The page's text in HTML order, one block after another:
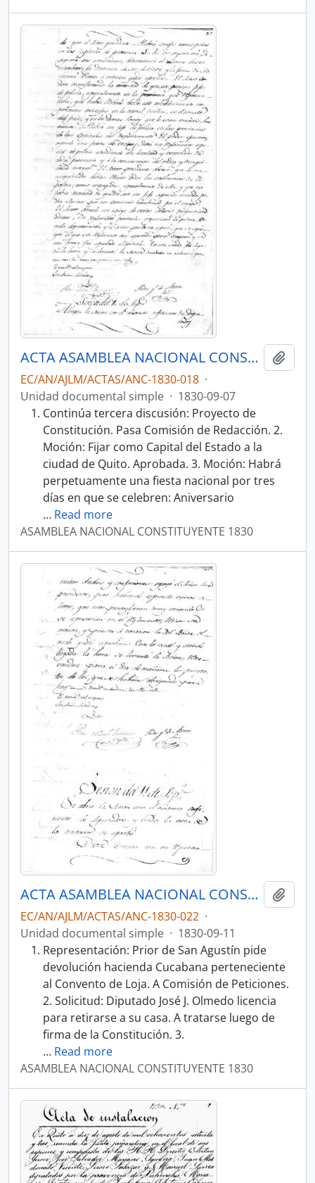
ACTA ASAMBLEA NACIONAL CONSTITUYENTE 1830
EC/AN/AJLM/ACTAS/ANC-1830-018 ·
Unidad documental simple · 1830-09-07
Continúa tercera discusión: Proyecto de
Constitución. Pasa Comisión de Redacción. 2.
Moción: Fijar como Capital del Estado a la
ciudad de Quito. Aprobada. 3. Moción: Habrá
perpetuamente una fiesta nacional por tres
días en que se celebren: Aniversario
… Read more
ASAMBLEA NACIONAL CONSTITUYENTE 1830
ACTA ASAMBLEA NACIONAL CONSTITUYENTE 1830
EC/AN/AJLM/ACTAS/ANC-1830-022 ·
Unidad documental simple · 1830-09-11
Representación: Prior de San Agustín pide
devolución hacienda Cucabana perteneciente
al Convento de Loja. A Comisión de Peticiones.
2. Solicitud: Diputado José J. Olmedo licencia
para retirarse a su casa. A tratarse luego de
firma de la Constitución. 3.
… Read more
ASAMBLEA NACIONAL CONSTITUYENTE 1830